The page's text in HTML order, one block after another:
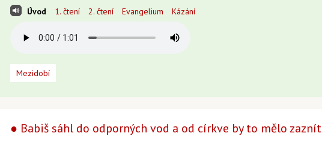
Úvod 1. čtení 2. čtení Evangelium Kázání
Mezidobí
● Babiš sáhl do odporných vod a od církve by to mělo zaznít